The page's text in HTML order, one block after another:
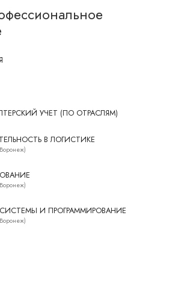
УЧЕТ (ПО ОТРАСЛЯМ)
В ЛОГИСТИКЕ
И ПРОГРАММИРОВАНИЕ